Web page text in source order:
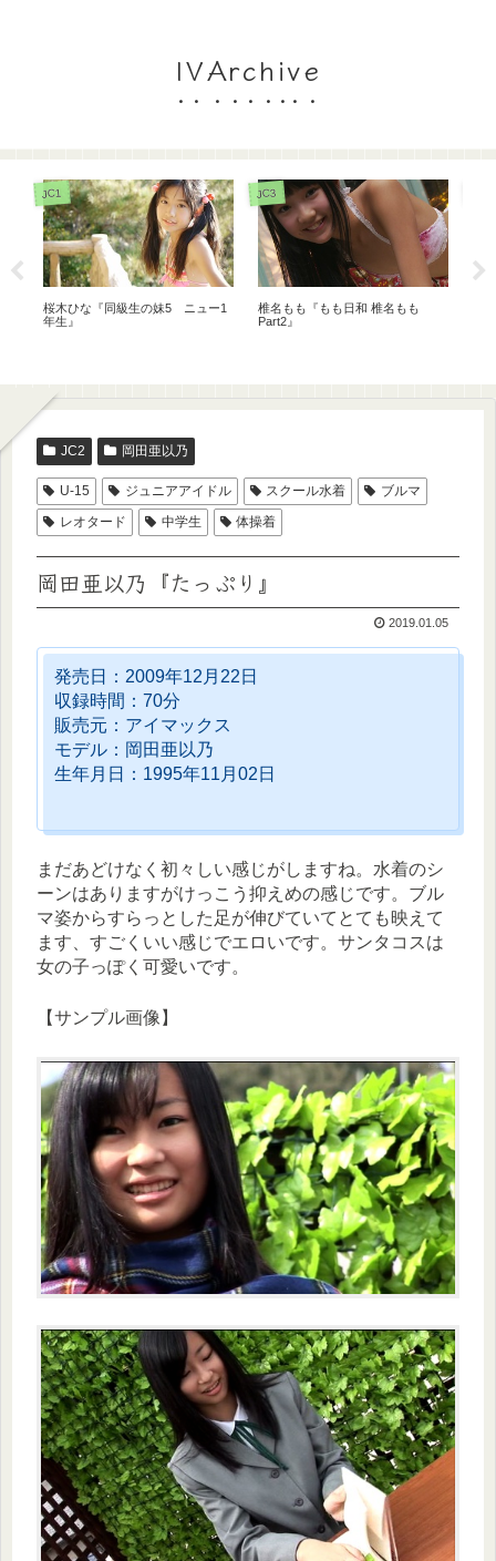
IVArchive
JS5
黒宮れい『しまコレ 〜しましまコ
レクション〜』
JC3
星野璃里『放課後のキミ。』
JC2 岡田亜以乃
U-15 ジュニアアイドル スクール水着
ブルマ
レオタード
中学生 体操着
岡田亜以乃『たっぷり』
2019.01.05
発売日：2009年12月22日
収録時間：70分
販売元：アイマックス
モデル：岡田亜以乃
生年月日：1995年11月02日
まだあどけなく初々しい感じがしますね。水着のシ
ーンはありますがけっこう抑えめの感じです。ブル
マ姿からすらっとした足が伸びていてとても映えて
ます、すごくいい感じでエロいです。サンタコスは
女の子っぽく可愛いです。
【サンプル画像】